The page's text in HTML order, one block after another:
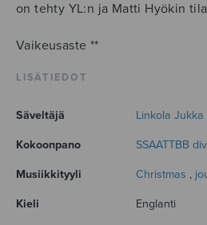
on tehty YL:n ja Matti Hyökin
Vaikeusaste **
LISÄTIEDOT
Säveltäjä Linkola Jukka
Kokoonpano SSAATTBB
Musiikkityyli Christmas ,
Kieli Englanti